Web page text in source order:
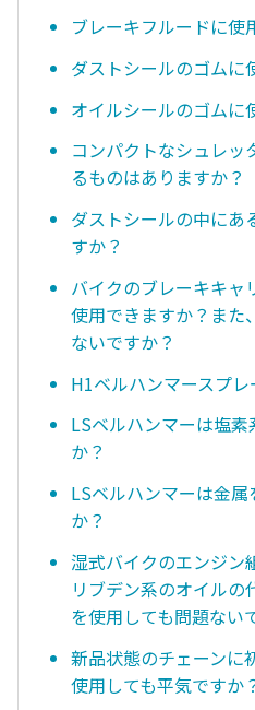
ブレーキフルードに使
ダストシールのゴムに
オイルシールのゴムに
コンパクトなシュレッ
るものはありますか？
ダストシールの中にあ
すか？
バイクのブレーキキャ
使用できますか？また
ないですか？
H1ベルハンマースプ
LSベルハンマーは塩
か？
LSベルハンマーは金
か？
湿式バイクのエンジン
リブデン系のオイルの
を使用しても問題ない
新品状態のチェーンに
使用しても平気ですか